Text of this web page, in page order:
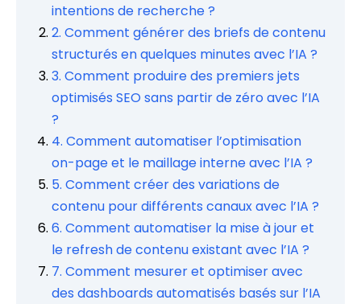
intentions de recherche ?
2. Comment générer des briefs de contenu
structurés en quelques minutes avec l’IA ?
3. Comment produire des premiers jets
optimisés SEO sans partir de zéro avec l’IA
?
4. Comment automatiser l’optimisation
on-page et le maillage interne avec l’IA ?
5. Comment créer des variations de
contenu pour différents canaux avec l’IA ?
6. Comment automatiser la mise à jour et
le refresh de contenu existant avec l’IA ?
7. Comment mesurer et optimiser avec
des dashboards automatisés basés sur l’IA